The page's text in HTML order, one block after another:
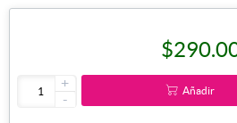
+
-
Añadir